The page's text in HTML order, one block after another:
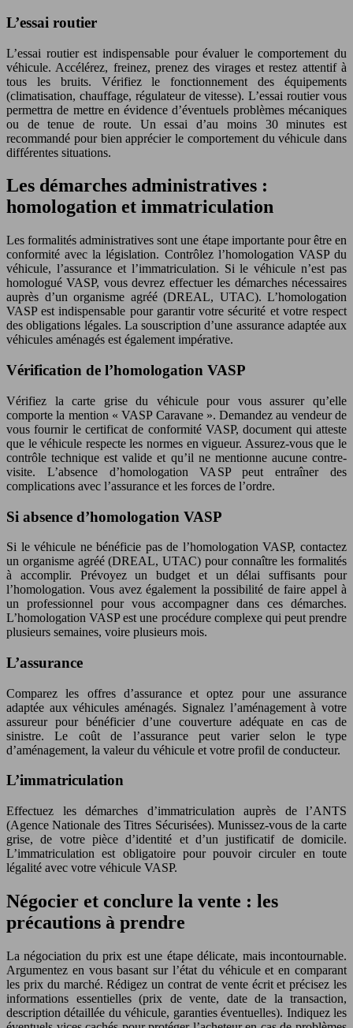
L’essai routier
L’essai routier est indispensable pour évaluer le comportement du
véhicule. Accélérez, freinez, prenez des virages et restez attentif à
tous les bruits. Vérifiez le fonctionnement des équipements
(climatisation, chauffage, régulateur de vitesse). L’essai routier vous
permettra de mettre en évidence d’éventuels problèmes mécaniques
ou de tenue de route. Un essai d’au moins 30 minutes est
recommandé pour bien apprécier le comportement du véhicule dans
différentes situations.
Les démarches administratives :
homologation et immatriculation
Les formalités administratives sont une étape importante pour être en
conformité avec la législation. Contrôlez l’homologation VASP du
véhicule, l’assurance et l’immatriculation. Si le véhicule n’est pas
homologué VASP, vous devrez effectuer les démarches nécessaires
auprès d’un organisme agréé (DREAL, UTAC). L’homologation
VASP est indispensable pour garantir votre sécurité et votre respect
des obligations légales. La souscription d’une assurance adaptée aux
véhicules aménagés est également impérative.
Vérification de l’homologation VASP
Vérifiez la carte grise du véhicule pour vous assurer qu’elle
comporte la mention « VASP Caravane ». Demandez au vendeur de
vous fournir le certificat de conformité VASP, document qui atteste
que le véhicule respecte les normes en vigueur. Assurez-vous que le
contrôle technique est valide et qu’il ne mentionne aucune contre-
visite. L’absence d’homologation VASP peut entraîner des
complications avec l’assurance et les forces de l’ordre.
Si absence d’homologation VASP
Si le véhicule ne bénéficie pas de l’homologation VASP, contactez
un organisme agréé (DREAL, UTAC) pour connaître les formalités
à accomplir. Prévoyez un budget et un délai suffisants pour
l’homologation. Vous avez également la possibilité de faire appel à
un professionnel pour vous accompagner dans ces démarches.
L’homologation VASP est une procédure complexe qui peut prendre
plusieurs semaines, voire plusieurs mois.
L’assurance
Comparez les offres d’assurance et optez pour une assurance
adaptée aux véhicules aménagés. Signalez l’aménagement à votre
assureur pour bénéficier d’une couverture adéquate en cas de
sinistre. Le coût de l’assurance peut varier selon le type
d’aménagement, la valeur du véhicule et votre profil de conducteur.
L’immatriculation
Effectuez les démarches d’immatriculation auprès de l’ANTS
(Agence Nationale des Titres Sécurisées). Munissez-vous de la carte
grise, de votre pièce d’identité et d’un justificatif de domicile.
L’immatriculation est obligatoire pour pouvoir circuler en toute
légalité avec votre véhicule VASP.
Négocier et conclure la vente : les
précautions à prendre
La négociation du prix est une étape délicate, mais incontournable.
Argumentez en vous basant sur l’état du véhicule et en comparant
les prix du marché. Rédigez un contrat de vente écrit et précisez les
informations essentielles (prix de vente, date de la transaction,
description détaillée du véhicule, garanties éventuelles). Indiquez les